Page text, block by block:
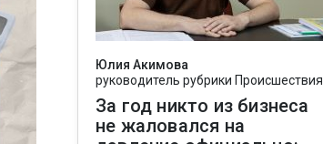
Юлия Акимова
руководитель рубрики Происшествия
За год никто из бизнеса
не жаловался на